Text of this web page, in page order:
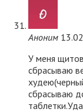
Аноним
У меня
сбрасываю
сбрасываю